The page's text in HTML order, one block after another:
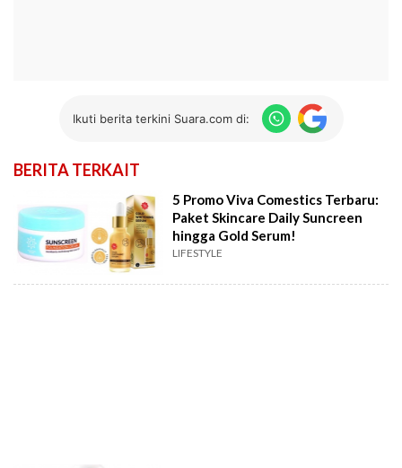
Ikuti berita terkini Suara.com di:
BERITA TERKAIT
5 Promo Viva Comestics Terbaru:
Paket Skincare Daily Suncreen
hingga Gold Serum!
LIFESTYLE